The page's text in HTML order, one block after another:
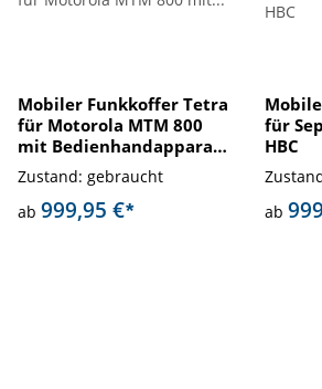
Mobiler Funkkoffer Tetra
für Motorola MTM 800
mit Bedienhandapparat
BHA
Zustand: gebraucht
ab 999,95 €*
für
HBC
ab